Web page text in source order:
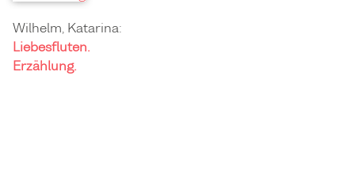
Wilhelm, Katarina:
Liebesfluten.
Erzählung.